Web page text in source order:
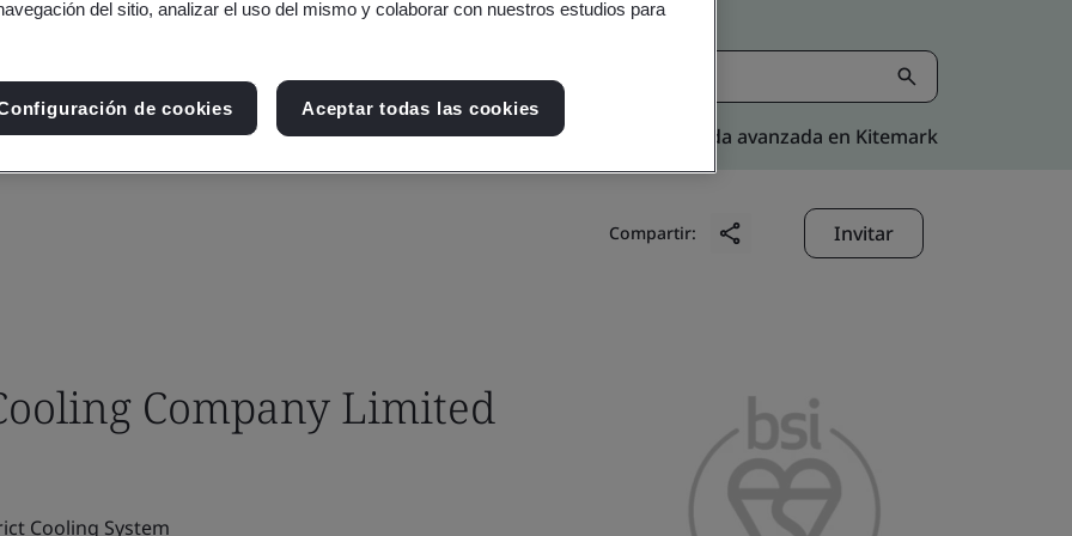
Búsqueda avanzada en Kitemark
Compartir: Invitar
Company Limited
Cooling System
del sitio, analizar el uso del mismo y colaborar con nuestros estudios para
de cookies Aceptar todas las cookies